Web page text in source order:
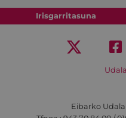
Irisgarritasuna
Eibarko